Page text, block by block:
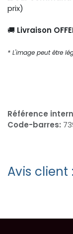
prix)
🚚 Livraison
* L'image peut être
Référence
Code-barres:
Avis client :